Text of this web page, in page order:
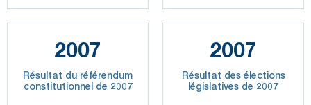
2007
Résultat du référendum
constitutionnel de 2007
2007
Résultat des élections
législatives de 2007